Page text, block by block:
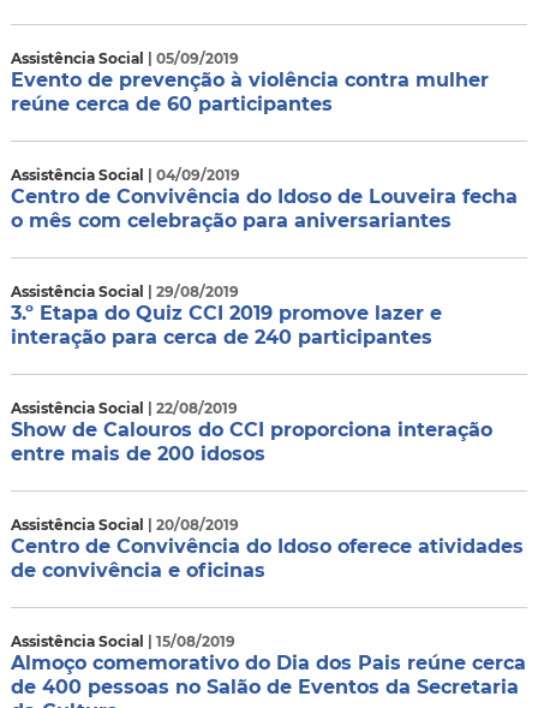
Assistência Social | 05/09/2019
Evento de prevenção à violência contra mulher
reúne cerca de 60 participantes
Assistência Social | 04/09/2019
Centro de Convivência do Idoso de Louveira fecha
o mês com celebração para aniversariantes
Assistência Social | 29/08/2019
3.º Etapa do Quiz CCI 2019 promove lazer e
interação para cerca de 240 participantes
Assistência Social | 22/08/2019
Show de Calouros do CCI proporciona interação
entre mais de 200 idosos
Assistência Social | 20/08/2019
Centro de Convivência do Idoso oferece atividades
de convivência e oficinas
Assistência Social | 15/08/2019
Almoço comemorativo do Dia dos Pais reúne cerca
de 400 pessoas no Salão de Eventos da Secretaria